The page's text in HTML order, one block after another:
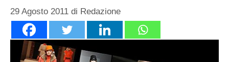
29 Agosto 2011 di Redazione